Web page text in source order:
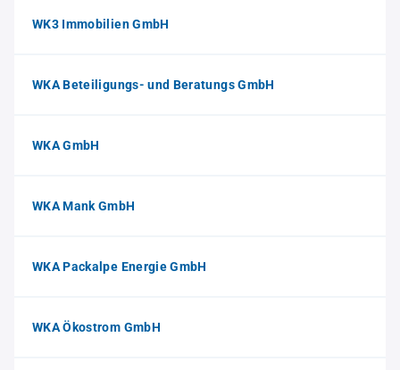
WK3 Immobilien GmbH
WKA Beteiligungs- und Beratungs GmbH
WKA GmbH
WKA Mank GmbH
WKA Packalpe Energie GmbH
WKA Ökostrom GmbH